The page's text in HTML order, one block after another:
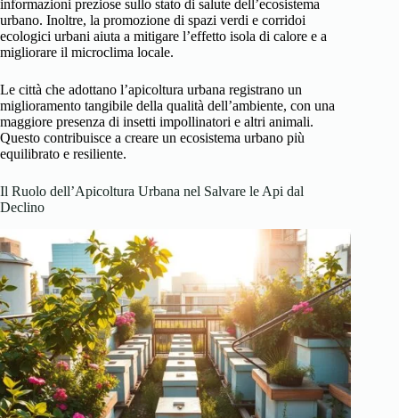
informazioni preziose sullo stato di salute dell’ecosistema
urbano. Inoltre, la promozione di spazi verdi e corridoi
ecologici urbani aiuta a mitigare l’effetto isola di calore e a
migliorare il microclima locale.
Le città che adottano l’apicoltura urbana registrano un
miglioramento tangibile della qualità dell’ambiente, con una
maggiore presenza di insetti impollinatori e altri animali.
Questo contribuisce a creare un ecosistema urbano più
equilibrato e resiliente.
Il Ruolo dell’Apicoltura Urbana nel Salvare le Api dal
Declino